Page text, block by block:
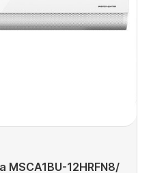
12HRFN8/